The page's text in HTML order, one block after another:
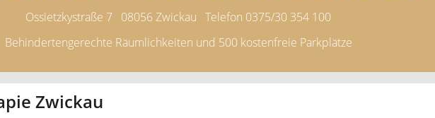
Ossietzkystraße 7 08056 Zwickau Telefon 0375/30 354 100
Behindertengerechte Räumlichkeiten und 500 kostenfreie Parkplätze
Zwickau